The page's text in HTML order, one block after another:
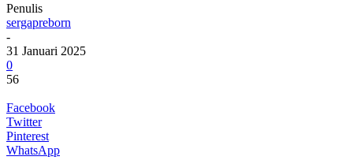
Penulis
sergapreborn
-
31 Januari 2025
0
56
Facebook
Twitter
Pinterest
WhatsApp